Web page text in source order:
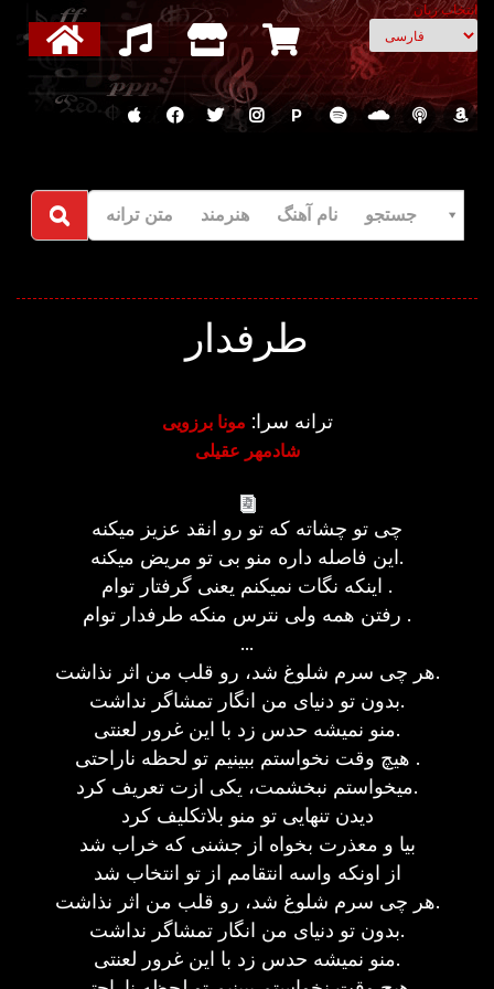
انتخاب زبان
P
جستجو نام آهنگ هنرمند متن ترانه
طرفدار
ترانه سرا: مونا برزویی
شادمهر عقیلی
چی تو چشاته که تو رو انقد عزیز میکنه
این فاصله داره منو بی تو مریض میکنه.
اینکه نگات نمیکنم یعنی گرفتار توام .
رفتن همه ولی نترس منکه طرفدار توام .
...
هر چی سرم شلوغ شد، رو قلب من اثر نذاشت.
بدون تو دنیای من انگار تمشاگر نداشت.
منو نمیشه حدس زد با این غرور لعنتی.
هیچ وقت نخواستم ببینیم تو لحظه ناراحتی .
میخواستم نبخشمت، یکی ازت تعریف کرد.
دیدن تنهایی تو منو بلاتکلیف کرد
بیا و معذرت بخواه از جشنی که خراب شد
از اونکه واسه انتقامم از تو انتخاب شد
هر چی سرم شلوغ شد، رو قلب من اثر نذاشت.
بدون تو دنیای من انگار تمشاگر نداشت.
منو نمیشه حدس زد با این غرور لعنتی.